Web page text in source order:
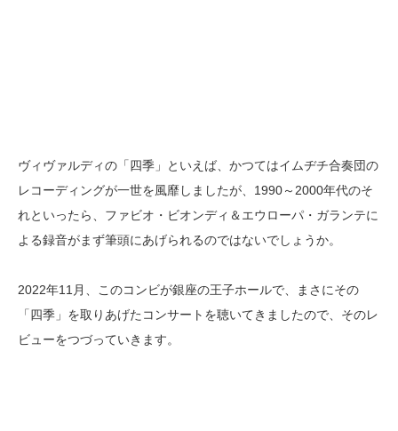
ヴィヴァルディの「四季」といえば、かつてはイムヂチ合奏団の
レコーディングが一世を風靡しましたが、1990～2000年代のそ
れといったら、ファビオ・ビオンディ＆エウローパ・ガランテに
よる録音がまず筆頭にあげられるのではないでしょうか。
2022年11月、このコンビが銀座の王子ホールで、まさにその
「四季」を取りあげたコンサートを聴いてきましたので、そのレ
ビューをつづっていきます。